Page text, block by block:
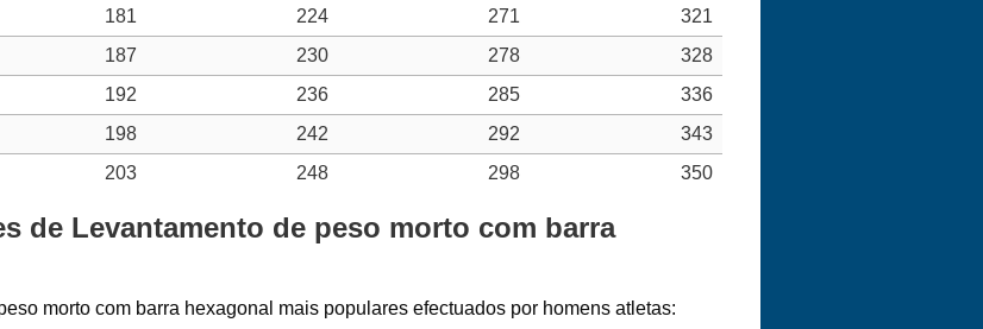
181 224 271
321
187 230 278
328
192 236 285
336
198 242 292
343
203 248 298 350
de Levantamento de peso morto com barra
morto com barra hexagonal mais populares efectuados por homens atletas: